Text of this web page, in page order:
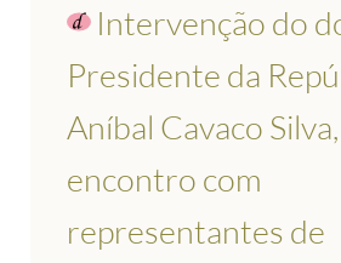
Intervenção do
Presidente da
Aníbal Cavaco
encontro com
representantes de